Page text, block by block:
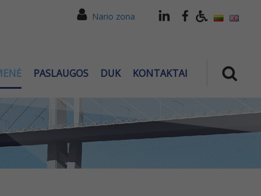
Nario zona
PASLAUGOS DUK KONTAKTAI